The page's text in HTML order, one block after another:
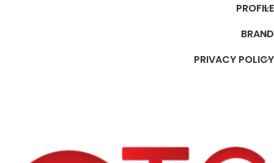
PROFILE
BRAND
PRIVACY POLICY